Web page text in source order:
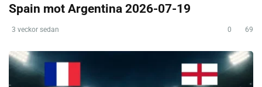
Spain mot Argentina 2026-07-19
3 veckor sedan 0 69